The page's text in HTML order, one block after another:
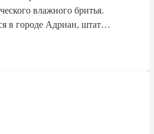
влажного бритья.
в городе Адриан, штат…